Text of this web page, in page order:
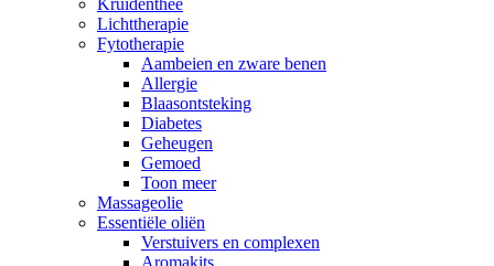
Lichttherapie
Fytotherapie
Aambeien en zware benen
Allergie
Blaasontsteking
Diabetes
Geheugen
Gemoed
Toon meer
Massageolie
Essentiële oliën
Verstuivers en complexen
Aromakits